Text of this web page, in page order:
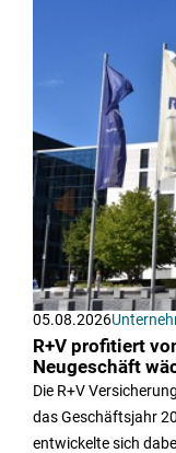
05.08.2026
R+V profitiert
Neugeschäft
Die R+V
das Geschäftsjahr
entwickelte sich